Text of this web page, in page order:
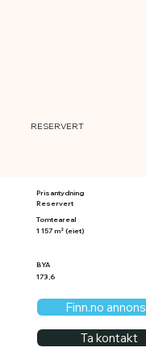
RESERVERT
Prisantydning
Reservert
Tomteareal
1 157 m² (eiet)
BYA
173,6
Finn.no
Ta kontakt